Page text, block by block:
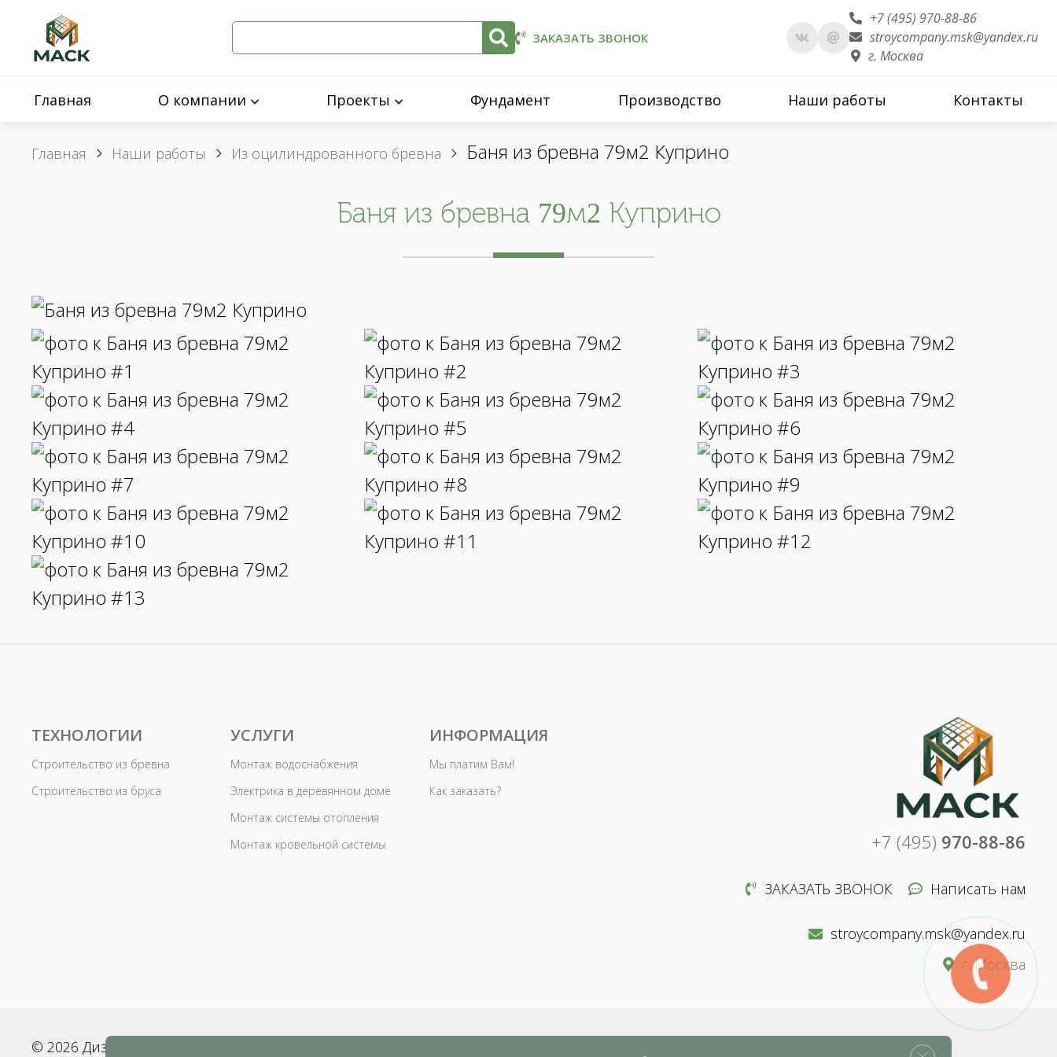
ЗАКАЗАТЬ ЗВОНОК
+7 (495) 970-88-86
stroycompany.msk@yandex.ru
г. Москва
Главная О компании Проекты Фундамент Производство Наши работы Контакты
Главная Наши работы Из оцилиндрованного бревна Баня из бревна 79м2 Куприно
Баня из бревна 79м2 Куприно
ТЕХНОЛОГИИ
Строительство из бревна
Строительство из бруса
УСЛУГИ
Монтаж водоснабжения
Электрика в деревянном доме
Монтаж системы отопления
Монтаж кровельной системы
ИНФОРМАЦИЯ
Мы платим Вам!
Как заказать?
+7 (495) 970-88-86
Написать нам
ЗАКАЗАТЬ ЗВОНОК
stroycompany.msk@yandex.ru
г. Москва
© 2026 Дизайн и создание сайта